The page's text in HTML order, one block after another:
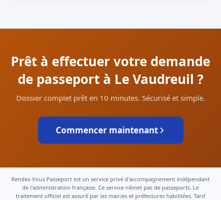
Prêt à effectuer votre demande
de passeport à Le Vaudreuil ?
Dossier complet prêt en 10 minutes. Sécurisé et simple.
Commencer maintenant
Rendez-Vous Passeport est un service privé d'accompagnement indépendant
de l'administration française. Ce service n'émet pas de passeports. Le
traitement officiel est assuré par les mairies et préfectures habilitées. Tarif